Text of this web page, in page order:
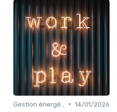
• 14/01/2026